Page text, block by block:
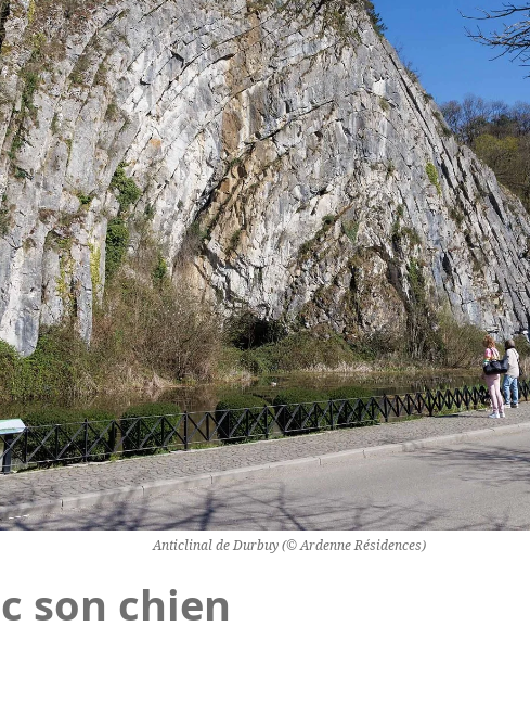
Anticlinal de Durbuy (© Ardenne Résidences)
son chien